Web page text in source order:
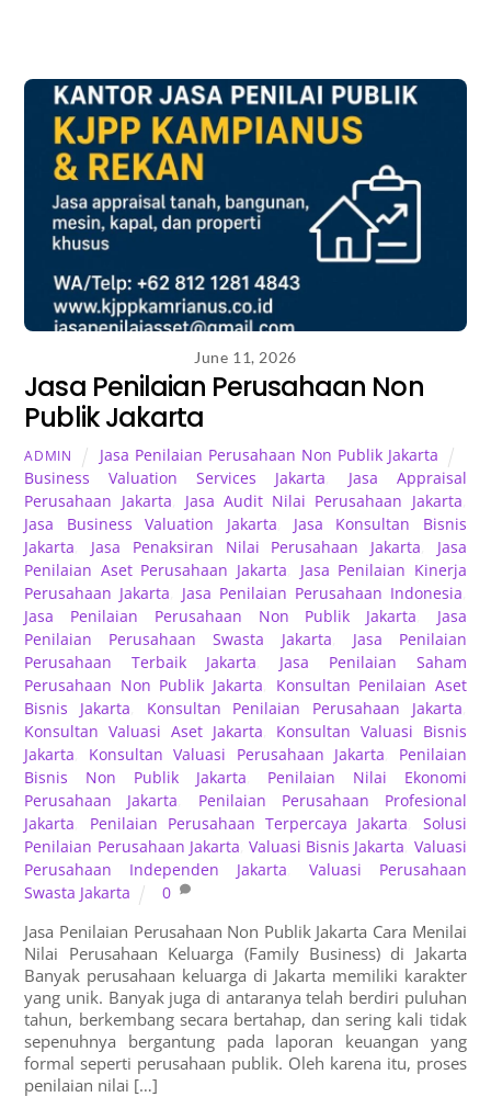
June 11, 2026
Jasa Penilaian Perusahaan Non
Publik Jakarta
ADMIN
Jasa Penilaian Perusahaan Non Publik Jakarta
Business Valuation Services Jakarta
Jasa Appraisal
Perusahaan Jakarta
Jasa Audit Nilai Perusahaan Jakarta
Jasa Business Valuation Jakarta
Jasa Konsultan Bisnis
Jakarta
Jasa Penaksiran Nilai Perusahaan Jakarta
Jasa
Penilaian Aset Perusahaan Jakarta
Jasa Penilaian Kinerja
Perusahaan Jakarta
Jasa Penilaian Perusahaan Indonesia
Jasa Penilaian Perusahaan Non Publik Jakarta
Jasa
Penilaian Perusahaan Swasta Jakarta
Jasa Penilaian
Perusahaan Terbaik Jakarta
Jasa Penilaian Saham
Perusahaan Non Publik Jakarta
Konsultan Penilaian Aset
Bisnis Jakarta
Konsultan Penilaian Perusahaan Jakarta
Konsultan Valuasi Aset Jakarta
Konsultan Valuasi Bisnis
Jakarta
Konsultan Valuasi Perusahaan Jakarta
Penilaian
Bisnis Non Publik Jakarta
Penilaian Nilai Ekonomi
Perusahaan Jakarta
Penilaian Perusahaan Profesional
Jakarta
Penilaian Perusahaan Terpercaya Jakarta
Solusi
Penilaian Perusahaan Jakarta ,Valuasi Bisnis Jakarta Valuasi
Perusahaan Independen Jakarta
Valuasi Perusahaan
Swasta Jakarta
0
Jasa Penilaian Perusahaan Non Publik Jakarta Cara Menilai
Nilai Perusahaan Keluarga (Family Business) di Jakarta
Banyak perusahaan keluarga di Jakarta memiliki karakter
yang unik. Banyak juga di antaranya telah berdiri puluhan
tahun, berkembang secara bertahap, dan sering kali tidak
sepenuhnya bergantung pada laporan keuangan yang
formal seperti perusahaan publik. Oleh karena itu, proses
penilaian nilai […]